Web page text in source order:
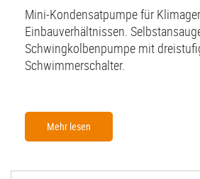
Mini-Kondensatpumpe für
Einbauverhältnissen.
Schwingkolbenpumpe mit
Schwimmerschalter.
Mehr lesen